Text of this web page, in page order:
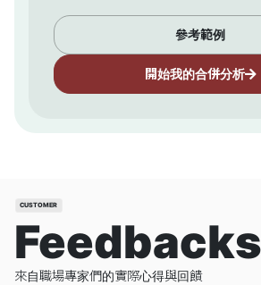
參考範例
開始我的合併分析
CUSTOMER
Feedbacks
來自職場專家們的實際心得與回饋